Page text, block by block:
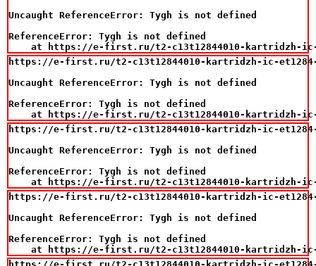
Uncaught ReferenceError: Tygh is not defined
ReferenceError: Tygh is not defined
at https://e-first.ru/t2-c13t12844010-kartridzh-
https://e-first.ru/t2-c13t12844010-kartridzh-ic-et1284-
Uncaught ReferenceError: Tygh is not defined
ReferenceError: Tygh is not defined
at https://e-first.ru/t2-c13t12844010-kartridzh-
https://e-first.ru/t2-c13t12844010-kartridzh-ic-et1284-
Uncaught ReferenceError: Tygh is not defined
ReferenceError: Tygh is not defined
at https://e-first.ru/t2-c13t12844010-kartridzh-
https://e-first.ru/t2-c13t12844010-kartridzh-ic-et1284-
Uncaught ReferenceError: Tygh is not defined
ReferenceError: Tygh is not defined
at https://e-first.ru/t2-c13t12844010-kartridzh-